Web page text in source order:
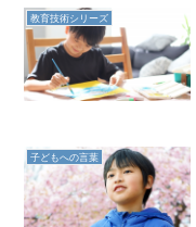
教育技術シリーズ
子どもへの言葉